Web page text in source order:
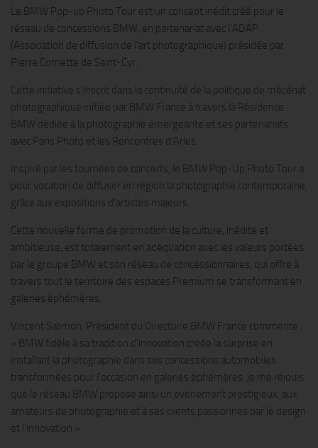
Le BMW Pop-up Photo Tour est un concept inédit créé pour le
réseau de concessions BMW, en partenariat avec l’ADAP
(Association de diffusion de l’art photographique) présidée par
Pierre Cornette de Saint-Cyr.
Cette initiative s’inscrit dans la continuité de la politique de mécénat
photographique initiée par BMW France à travers la Résidence
BMW dédiée à la photographie émergeante et ses partenariats
avec Paris Photo et les Rencontres d’Arles.
Inspiré par les tournées de concerts, le BMW Pop-Up Photo Tour a
pour vocation de diffuser en région la photographie contemporaine,
grâce aux expositions d’artistes majeurs.
Cette nouvelle forme de promotion de la culture, inédite et
ambitieuse, est totalement en adéquation avec les valeurs portées
par le groupe BMW et son réseau de concessionnaires, qui offre à
travers tout le territoire des espaces Premium se transformant en
galeries éphémères.
Vincent Salimon, Président du Directoire BMW France commente :
« BMW fidèle à sa tradition d’innovation créée la surprise en
installant la photographie dans ses concessions automobiles
transformées pour l’occasion en galeries éphémères, je me réjouis
que le réseau BMW propose ainsi un évènement prestigieux, aux
amateurs de photographie et à ses clients passionnés par le design
et l’innovation ».